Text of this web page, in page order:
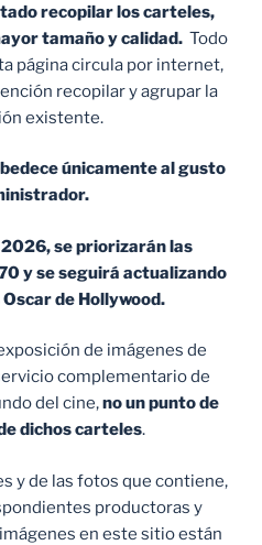
recopilar los carteles,
tamaño y calidad. Todo
página circula por internet,
recopilar y agrupar la
existente.
únicamente al gusto
se priorizarán las
y se seguirá actualizando
de Hollywood.
de imágenes de
complementario de
del cine,no un punto de
dichos carteles.
y de las fotos que contiene,
productoras y
en este sitio están